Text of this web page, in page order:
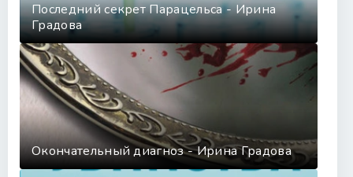
Последний секрет Парацельса - Ирина
Градова
Окончательный диагноз - Ирина Градова